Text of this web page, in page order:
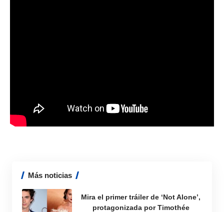
Más noticias
Mira el primer tráiler de ‘Not Alone’,
protagonizada por Timothée